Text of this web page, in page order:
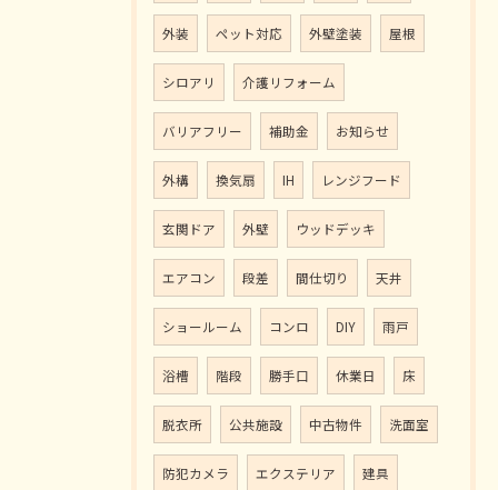
外装 ペット対応 外壁塗装 屋根
シロアリ 介護リフォーム
バリアフリー 補助金 お知らせ
外構 換気扇 IH レンジフード
玄関ドア 外壁 ウッドデッキ
エアコン 段差 間仕切り 天井
ショールーム コンロ DIY 雨戸
浴槽 階段 勝手口 休業日 床
脱衣所 公共施設 中古物件 洗面室
防犯カメラ エクステリア 建具